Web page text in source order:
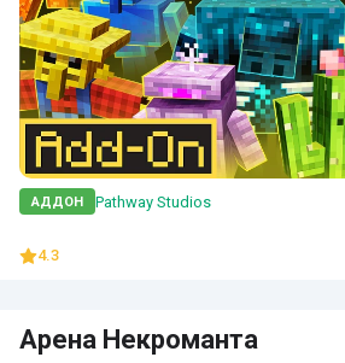
АДДОН Pathway Studios
4.3
Арена Некроманта